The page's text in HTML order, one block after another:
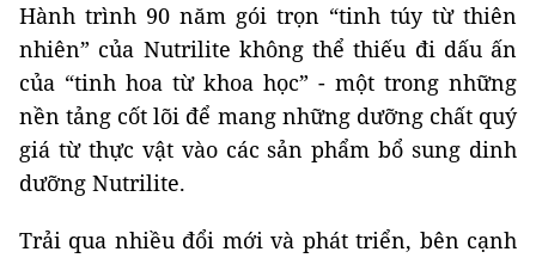
Hành trình 90 năm gói trọn “tinh túy từ thiên
nhiên” của Nutrilite không thể thiếu đi dấu ấn
của “tinh hoa từ khoa học” - một trong những
nền tảng cốt lõi để mang những dưỡng chất quý
giá từ thực vật vào các sản phẩm bổ sung dinh
dưỡng Nutrilite.
Trải qua nhiều đổi mới và phát triển, bên cạnh